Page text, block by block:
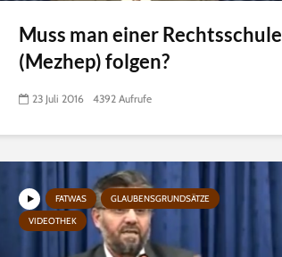
Muss man einer Rechtsschule
(Mezhep) folgen?
23 Juli 2016 4392 Aufrufe
FATWAS
GLAUBENSGRUNDSÄTZE
VIDEOTHEK